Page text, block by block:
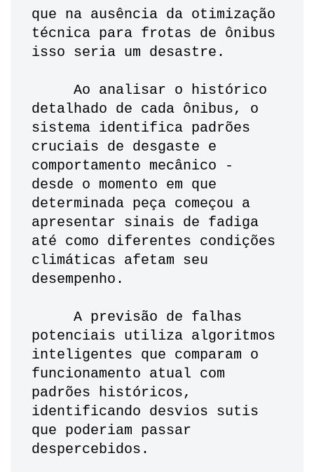
que na ausência da otimização
técnica para frotas de ônibus
isso seria um desastre.
detalhado de cada ônibus, o
sistema identifica padrões
cruciais de desgaste e
comportamento mecânico -
desde o momento em que
determinada peça começou a
apresentar sinais de fadiga
até como diferentes condições
climáticas afetam seu
desempenho.
potenciais utiliza algoritmos
inteligentes que comparam o
funcionamento atual com
padrões históricos,
identificando desvios sutis
que poderiam passar
despercebidos.